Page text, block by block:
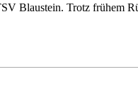
Blaustein. Trotz frühem